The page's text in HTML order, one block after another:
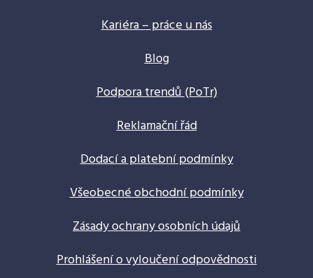
Kariéra – práce u nás
Blog
Podpora trendů (PoTr)
Reklamační řád
Dodací a platební podmínky
Všeobecné obchodní podmínky
Zásady ochrany osobních údajů
Prohlášení o vyloučení odpovědnosti